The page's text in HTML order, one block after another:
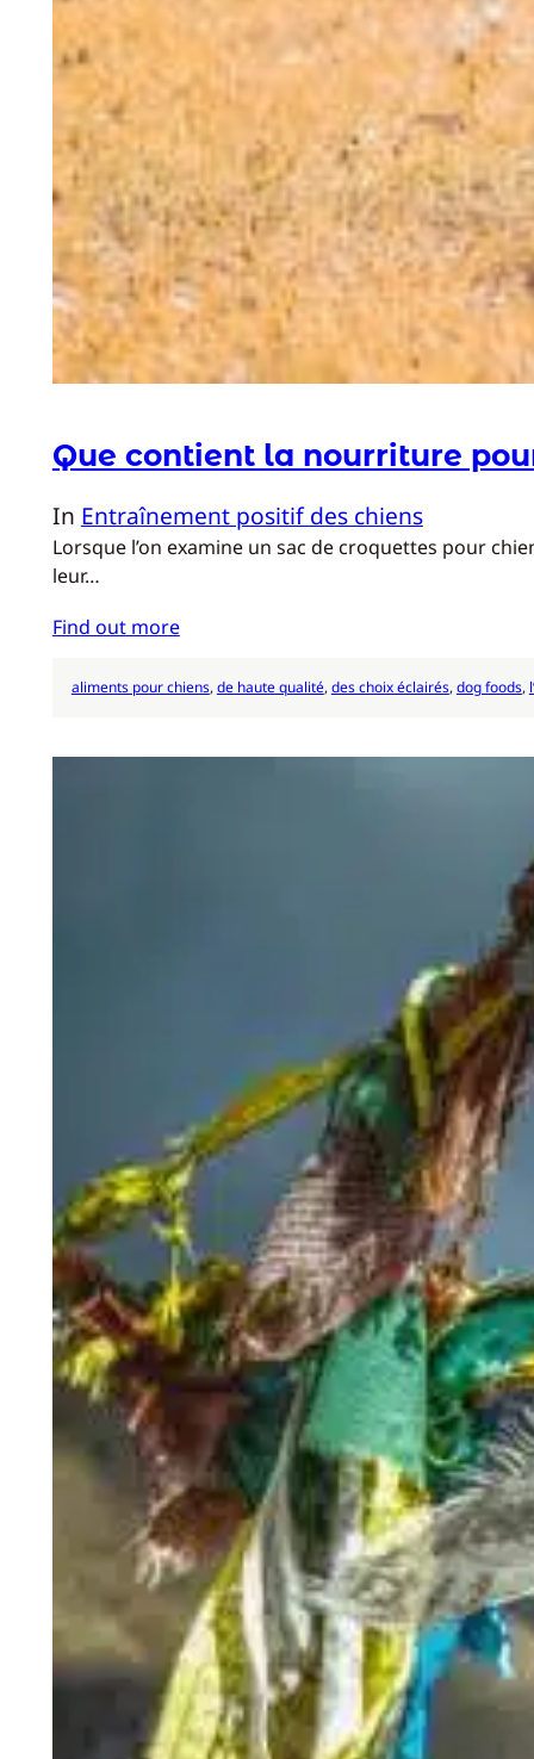
Que contient la nourriture
In Entraînement positif des chiens
Lorsque l’on examine un sac de croquettes pour
leur…
Find out more
aliments pour chiens, de haute qualité, des choix éclairés, dog foods,